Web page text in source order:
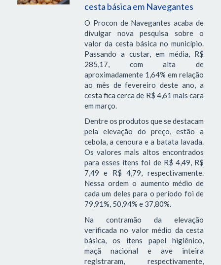
cesta básica em Navegantes
O Procon de Navegantes acaba de
divulgar nova pesquisa sobre o
valor da cesta básica no município.
Passando a custar, em média, R$
285,17, com alta de
aproximadamente 1,64% em relação
ao mês de fevereiro deste ano, a
cesta fica cerca de R$ 4,61 mais cara
em março.
Dentre os produtos que se destacam
pela elevação do preço, estão a
cebola, a cenoura e a batata lavada.
Os valores mais altos encontrados
para esses itens foi de R$ 4,49, R$
7,49 e R$ 4,79, respectivamente.
Nessa ordem o aumento médio de
cada um deles para o período foi de
79,91%, 50,94% e 37,80%.
Na contramão da elevação
verificada no valor médio da cesta
básica, os itens papel higiênico,
maçã nacional e ave inteira
registraram, respectivamente,